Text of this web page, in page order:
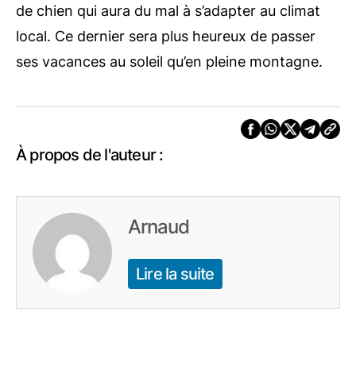
de chien qui aura du mal à s’adapter au climat
local. Ce dernier sera plus heureux de passer
ses vacances au soleil qu’en pleine montagne.
À propos de l'auteur :
Arnaud
Lire la suite